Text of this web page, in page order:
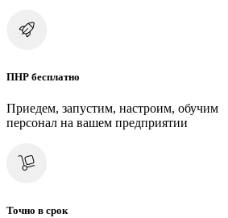
ПНР бесплатно
Приедем, запустим, настроим, обучим
персонал на вашем предприятии
Точно в срок